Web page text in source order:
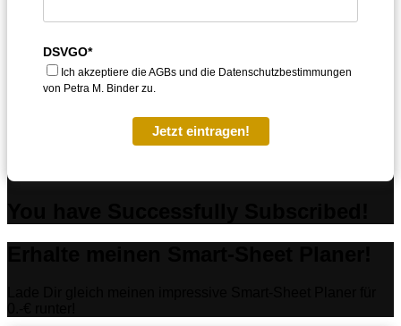
DSVGO*
Ich akzeptiere die AGBs und die Datenschutzbestimmungen
von Petra M. Binder zu.
Jetzt eintragen!